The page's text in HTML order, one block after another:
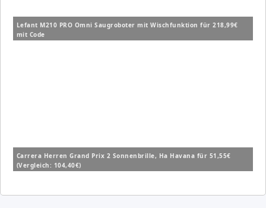
Lefant M210 PRO Omni Saugroboter mit Wischfunktion für 218,99€
mit Code
Carrera Herren Grand Prix 2 Sonnenbrille, Ha Havana für 51,55€
(Vergleich: 104,40€)